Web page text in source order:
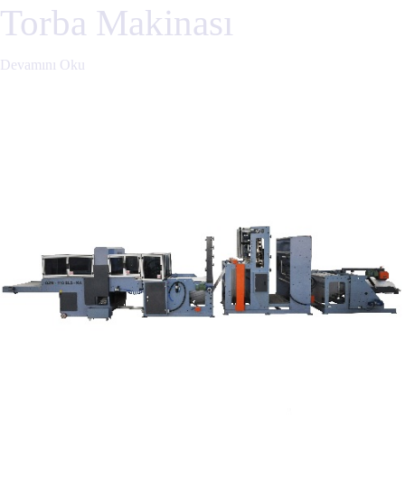
Torba Makinası
Devamını Oku